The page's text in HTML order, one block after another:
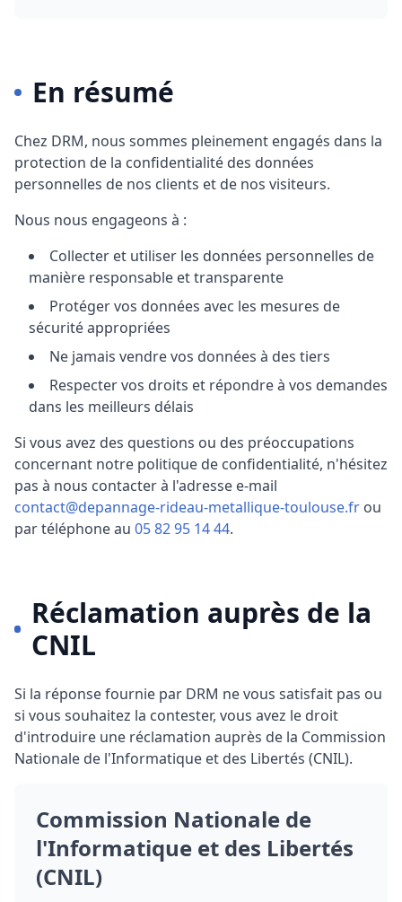
En résumé
Chez DRM, nous sommes pleinement engagés dans la
protection de la confidentialité des données
personnelles de nos clients et de nos visiteurs.
Nous nous engageons à :
Collecter et utiliser les données personnelles de
manière responsable et transparente
Protéger vos données avec les mesures de
sécurité appropriées
Ne jamais vendre vos données à des tiers
Respecter vos droits et répondre à vos demandes
dans les meilleurs délais
Si vous avez des questions ou des préoccupations
concernant notre politique de confidentialité, n'hésitez
pas à nous contacter à l'adresse e-mail
contact@depannage-rideau-metallique-toulouse.fr ou
par téléphone au 05 82 95 14 44.
Réclamation auprès de la
CNIL
Si la réponse fournie par DRM ne vous satisfait pas ou
si vous souhaitez la contester, vous avez le droit
d'introduire une réclamation auprès de la Commission
Nationale de l'Informatique et des Libertés (CNIL).
Commission Nationale de
l'Informatique et des Libertés
(CNIL)